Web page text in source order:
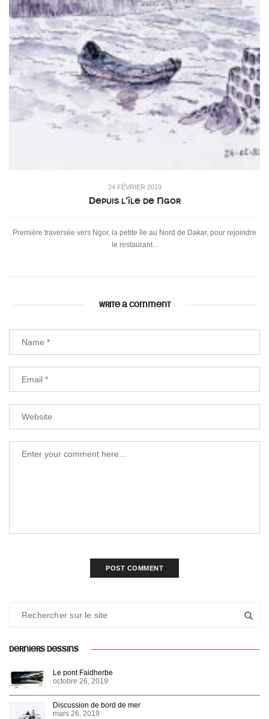
24 FÉVRIER 2019
Depuis l’île de Ngor
Première traversée vers Ngor, la petite île au Nord de Dakar, pour rejoindre
le restaurant...
WRITE A COMMENT
DERNIERS DESSINS
Le pont Faidherbe
octobre 26, 2019
Discussion de bord de mer
mars 26, 2019